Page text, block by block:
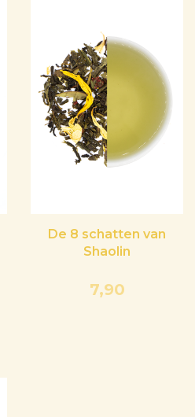
De 8 schatten van
Shaolin
7,90